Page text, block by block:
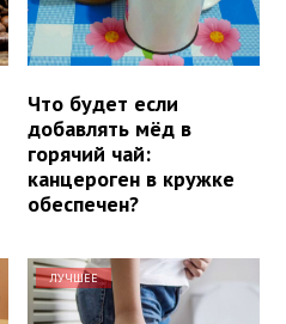
Что будет если
добавлять мёд в
горячий чай:
канцероген в кружке
обеспечен?
ЛУЧШЕЕ